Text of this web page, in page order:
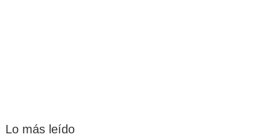
Lo más leído